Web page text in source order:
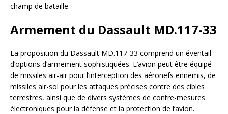
champ de bataille.
Armement du Dassault MD.117-33
La proposition du Dassault MD.117-33 comprend un éventail
d’options d’armement sophistiquées. L’avion peut être équipé
de missiles air-air pour l’interception des aéronefs ennemis, de
missiles air-sol pour les attaques précises contre des cibles
terrestres, ainsi que de divers systèmes de contre-mesures
électroniques pour la défense et la protection de l’avion.